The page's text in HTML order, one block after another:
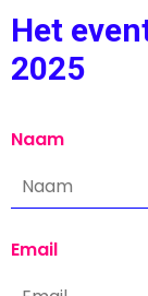
Het
2025
Naam
Email